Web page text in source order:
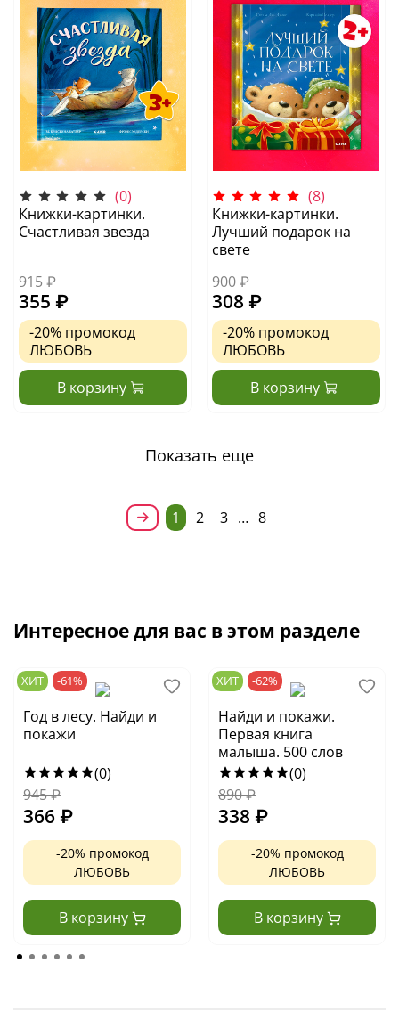
(0)
Книжки-картинки.
Счастливая звезда
915 ₽
355 ₽
-20% промокод
ЛЮБОВЬ
В корзину
(8)
Книжки-картинки.
Лучший подарок на
свете
900 ₽
308 ₽
-20% промокод
ЛЮБОВЬ
В корзину
Показать еще
1 2 3 … 8
Интересное для вас в этом разделе
ХИТ -61%
Год в лесу. Найди и
покажи
(0)
945₽
366 ₽
-20% промокод
ЛЮБОВЬ
В корзину
ХИТ -62%
Найди и покажи.
Первая книга
малыша. 500 слов
(0)
890₽
338 ₽
-20% промокод
ЛЮБОВЬ
В корзину